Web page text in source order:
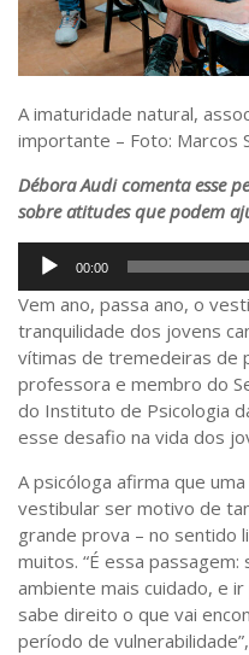
Perfil
Commentor
Lançamento
Psico-HQ
Dossiês
Gênero
Alfabetização
Transtorno do
Contato
Quem somos
Sobre o Portal
A imaturidade natural,
importante – Foto: Marcos
Débora Audi comenta esse
sobre atitudes que podem
Tocador
áudio
00:00
Vem ano, passa ano, o
tranquilidade dos jovens
vítimas de tremedeiras de
professora e membro do
do Instituto de Psicologia
esse desafio na vida dos
A psicóloga afirma que
vestibular ser motivo de
grande prova – no sentido
muitos. “É essa
ambiente mais cuidado, e
sabe direito o que vai
período de